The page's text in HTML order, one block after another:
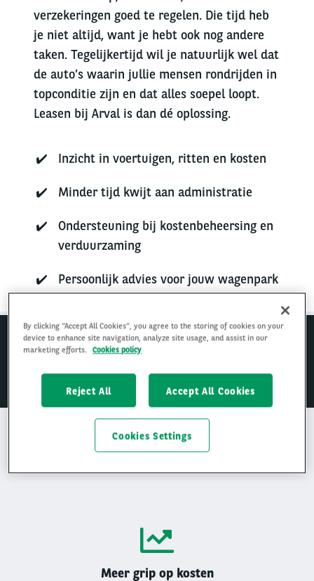
verzekeringen goed te regelen. Die tijd heb
je niet altijd, want je hebt ook nog andere
taken. Tegelijkertijd wil je natuurlijk wel dat
de auto’s waarin jullie mensen rondrijden in
topconditie zijn en dat alles soepel loopt.
Leasen bij Arval is dan dé oplossing.
Inzicht in voertuigen, ritten en kosten
Minder tijd kwijt aan administratie
Ondersteuning bij kostenbeheersing en
verduurzaming
Persoonlijk advies voor jouw wagenpark
ONTDEK WAT SLIMMER BEHEER OPLEVERT
We geven advies op maat
Meer grip op kosten
By clicking “Accept All Cookies”, you agree to the storing of cookies on your
device to enhance site navigation, analyze site usage, and assist in our
marketing efforts.
Cookies policy
Reject All Accept All Cookies
Cookies Settings